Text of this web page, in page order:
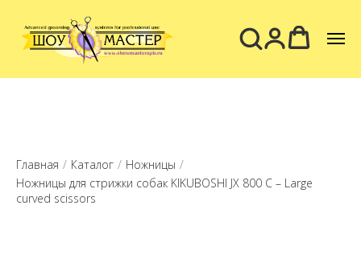
Главная / Каталог / Ножницы /
Ножницы для стрижки собак KIKUBOSHI JX 800 С – Large
curved scissors